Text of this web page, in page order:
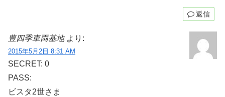
返信
豊四季車両基地 より:
2015年5月2日 8:31 AM
SECRET: 0
PASS:
ビスタ2世さま